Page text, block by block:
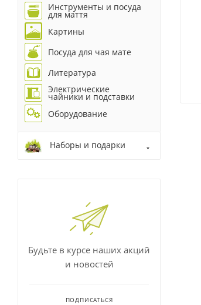
Инструменты и посуда
для маття
Картины
Посуда для чая мате
Литература
Электрические
чайники и подставки
Оборудование
Наборы и подарки
Будьте в курсе наших акций
и новостей
ПОДПИСАТЬСЯ